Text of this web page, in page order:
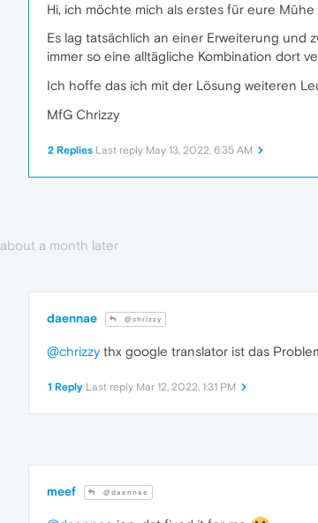
Hi, ich möchte mich als erstes für eure
Es lag tatsächlich an einer Erweiterung und
immer so eine alltägliche Kombination dort
Ich hoffe das ich mit der Lösung weiteren
MfG Chrizzy
2 Replies Last reply May 13, 2022, 6:35 AM
about a month later
daennae @chrizzy
@chrizzythx google translator ist das
1 Reply Last reply Mar 12, 2022, 1:31 PM
meef @daennae